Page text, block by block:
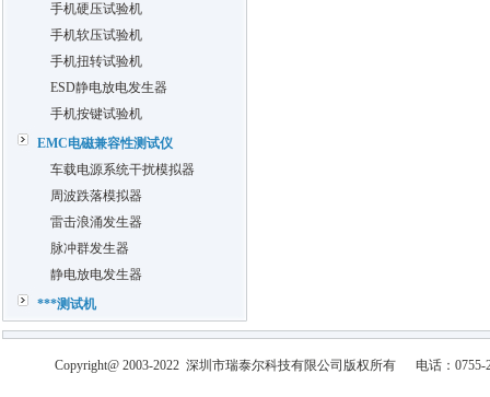
手机硬压试验机
手机软压试验机
手机扭转试验机
ESD静电放电发生器
手机按键试验机
EMC电磁兼容性测试仪
车载电源系统干扰模拟器
周波跌落模拟器
雷击浪涌发生器
脉冲群发生器
静电放电发生器
***测试机
Copyright@ 2003-2022 深圳市瑞泰尔科技有限公司 版权所有 电话：0755-